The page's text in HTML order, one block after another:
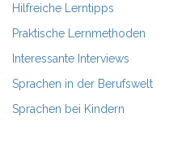
Hilfreiche Lerntipps
Praktische Lernmethoden
Interessante Interviews
Sprachen in der Berufswelt
Sprachen bei Kindern